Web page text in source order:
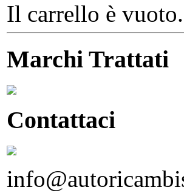
Il carrello è vuoto.
Marchi Trattati
Contattaci